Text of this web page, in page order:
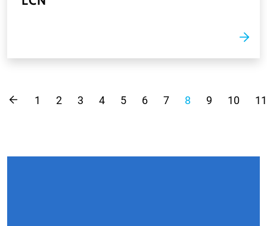
1 2 3 4 5 6 7 8 9 10 11